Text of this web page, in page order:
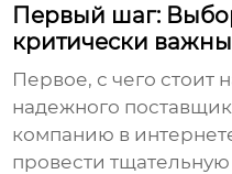
Первый шаг:
критически
Первое, с чего стоит
надежного
компанию в
провести